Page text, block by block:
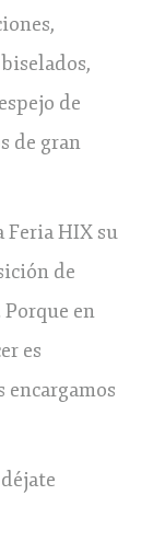
de
de gran
Feria HIX su
de
en
es
encargamos